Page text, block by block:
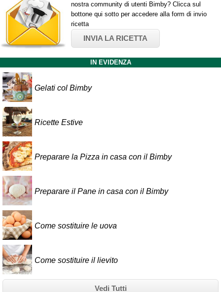
nostra community di utenti Bimby? Clicca sul
bottone qui sotto per accedere alla form di invio
ricetta
INVIA LA RICETTA
IN EVIDENZA
Gelati col Bimby
Ricette Estive
Preparare la Pizza in casa con il Bimby
Preparare il Pane in casa con il Bimby
Come sostituire le uova
Come sostituire il lievito
Vedi Tutti